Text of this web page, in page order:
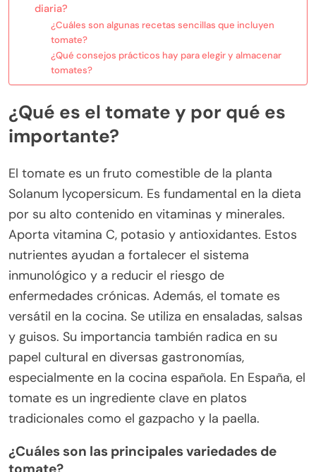
diaria?
¿Cuáles son algunas recetas sencillas que incluyen
tomate?
¿Qué consejos prácticos hay para elegir y almacenar
tomates?
¿Qué es el tomate y por qué es
importante?
El tomate es un fruto comestible de la planta
Solanum lycopersicum. Es fundamental en la dieta
por su alto contenido en vitaminas y minerales.
Aporta vitamina C, potasio y antioxidantes. Estos
nutrientes ayudan a fortalecer el sistema
inmunológico y a reducir el riesgo de
enfermedades crónicas. Además, el tomate es
versátil en la cocina. Se utiliza en ensaladas, salsas
y guisos. Su importancia también radica en su
papel cultural en diversas gastronomías,
especialmente en la cocina española. En España, el
tomate es un ingrediente clave en platos
tradicionales como el gazpacho y la paella.
¿Cuáles son las principales variedades de